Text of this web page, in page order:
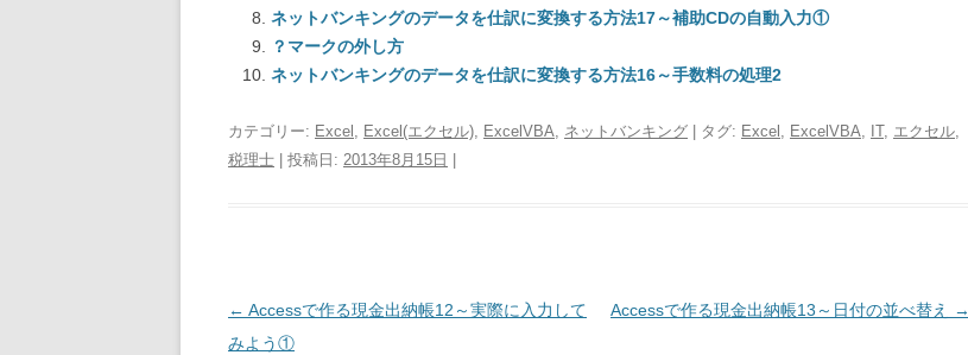
ネットバンキングのデータを仕訳に変換する方法17～補助CDの自動入力①
？マークの外し方
ネットバンキングのデータを仕訳に変換する方法16～手数料の処理2
カテゴリー: Excel , Excel(エクセル), ExcelVBA, ネットバンキング | タグ: Excel , ExcelVBA, IT, エクセル,
税理士 | 投稿日: 2013年8月15日
投稿ナビゲーション
← Accessで作る現金出納帳12～実際に入力して
みよう①
Accessで作る現金出納帳13～日付の並べ替え →